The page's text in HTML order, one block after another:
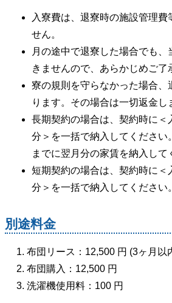
入寮費は、退寮時の施設管理費
せん。
月の途中で退寮した場合でも
きませんので、あらかじめご了
寮の規則を守らなかった場合、
ります。その場合は一切返金し
長期契約の場合は、契約時に＜
分＞を一括で納入してください
までに翌月分の家賃を納入して
短期契約の場合は、契約時に＜
分＞を一括で納入してください。
別途料金
布団リース：12,500 円 (3ヶ月以
布団購入：12,500 円
洗濯機使用料：100 円